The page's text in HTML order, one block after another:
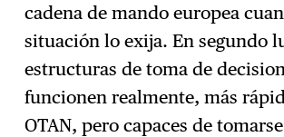
cadena de mando europea
situación lo exija. En segundo
estructuras de toma de
funcionen realmente, más
OTAN, pero capaces de